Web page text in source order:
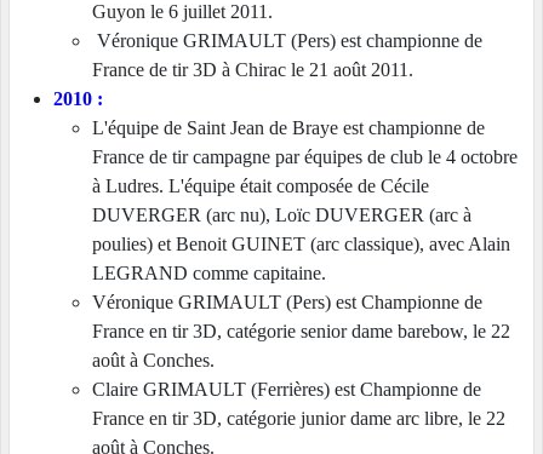
Guyon le 6 juillet 2011 .
Véronique GRIMAULT (Pers) est championne de
France de tir 3D à Chirac le 21 août 2011.
2010 :
L'équipe de Saint Jean de Braye est championne de
France de tir campagne par équipes de club le 4 octobre
à Ludres. L'équipe était composée de Cécile
DUVERGER (arc nu), Loïc DUVERGER (arc à
poulies) et Benoit GUINET (arc classique), avec Alain
LEGRAND comme capitaine.
Véronique GRIMAULT (Pers) est Championne de
France en tir 3D, catégorie senior dame barebow, le 22
août à Conches.
Claire GRIMAULT (Ferrières) est Championne de
France en tir 3D, catégorie junior dame arc libre, le 22
août à Conches.